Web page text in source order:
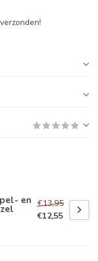
en €13,95
€12,55